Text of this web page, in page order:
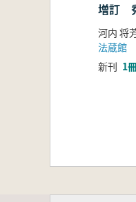
増訂
河内 将
法蔵館
新刊 1